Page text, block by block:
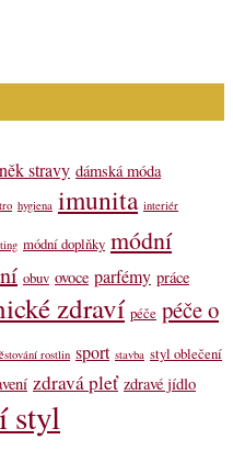
stravy dámská móda
hygiena imunita interiér
módní doplňky módní
obuv ovoce parfémy práce
zdraví péče péče o
rostlin sport stavba styl oblečení
zdravá pleť zdravé jídlo
styl